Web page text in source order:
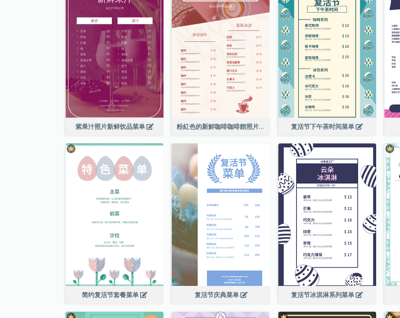
紫果汁照片新鲜饮品菜单 粉紅色的新鮮咖啡咖啡館照片簡單菜單 复活节下午茶时间菜单
简约复活节套餐菜单 复活节庆典菜单 复活节冰淇淋系列菜单